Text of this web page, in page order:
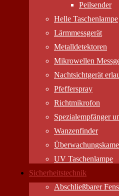
Peilsender
Helle Taschenlampe
Lärmmessgerät
Metalldetektoren
Mikrowellen
Nachtsichtgerät
Pfefferspray
Richtmikrofon
Spezialempfänger
Wanzenfinder
UV Taschenlampe
Sicherheitstechnik
Abschließbarer